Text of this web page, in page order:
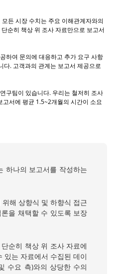
든 시장 수치는 주요 이해관계자와의
단순히 책상 위 조사 자료만으로 보고서
하여 문의에 대응하고 추가 요구 사항
다. 고객과의 관계는 보고서 제공으로
구팀이 있습니다. 우리는 철저히 조사
고서에 평균 1.5~2개월의 시간이 소요
하나의 보고서를 작성하는
해 상향식 및 하향식 접근
을 채택할 수 있도록 보장
순히 책상 위 조사 자료에
있는 자료에서 수집된 데이
수요 측)와의 상당한 수의